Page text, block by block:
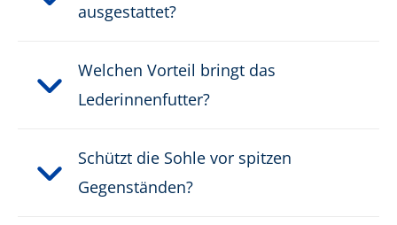
Gewicht pro Schuh:
KWF-geprüft: KWF-STANDARD
ausgestattet?
Welchen Vorteil bringt das
Lederinnenfutter?
Schützt die Sohle vor spitzen
Gegenständen?